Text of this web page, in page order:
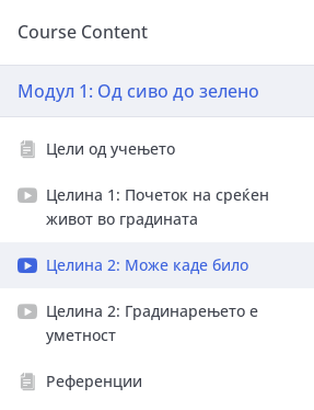
Course Content
Модул 1: Од сиво до зелено
Цели од учењето
Целина 1: Почеток на среќен
живот во градината
Целина 2: Може каде било
Целина 2: Градинарењето е
уметност
Референции